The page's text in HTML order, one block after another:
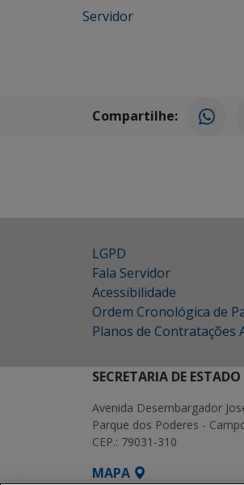
Servidor
Compartilhe:
LGPD
Fala Servidor
Acessibilidade
Ordem Cronológica de
Planos de Contratações
SECRETARIA DE
Avenida Desembargador
Parque dos Poderes -
CEP.: 79031-310
MAPA